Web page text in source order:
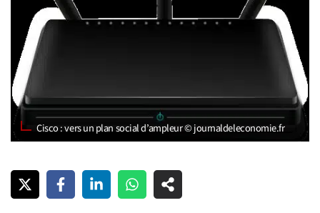
Cisco : vers un plan social d’ampleur © journaldeleconomie.fr